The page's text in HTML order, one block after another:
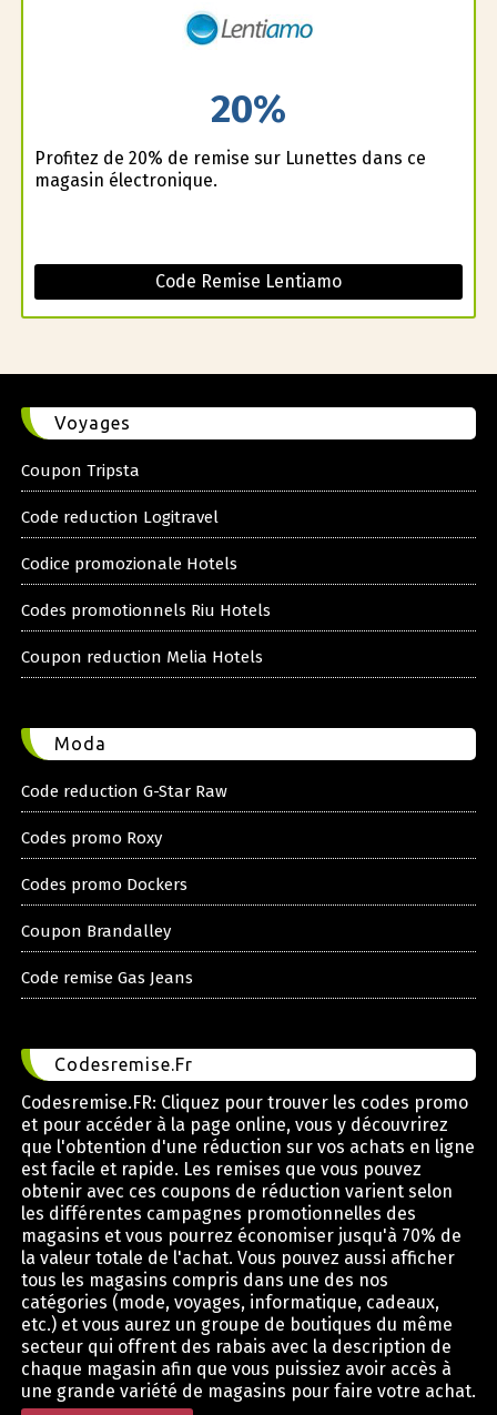
20%
Profitez de 20% de remise sur Lunettes dans ce
magasin électronique.
Code Remise Lentiamo
Voyages
Coupon Tripsta
Code reduction Logitravel
Codice promozionale Hotels
Codes promotionnels Riu Hotels
Coupon reduction Melia Hotels
Moda
Code reduction G-Star Raw
Codes promo Roxy
Codes promo Dockers
Coupon Brandalley
Code remise Gas Jeans
Codesremise.Fr
Codesremise.FR: Cliquez pour trouver les codes promo
et pour accéder à la page online, vous y découvrirez
que l'obtention d'une réduction sur vos achats en ligne
est facile et rapide. Les remises que vous pouvez
obtenir avec ces coupons de réduction varient selon
les différentes campagnes promotionnelles des
magasins et vous pourrez économiser jusqu'à 70% de
la valeur totale de l'achat. Vous pouvez aussi afficher
tous les magasins compris dans une des nos
catégories (mode, voyages, informatique, cadeaux,
etc.) et vous aurez un groupe de boutiques du même
secteur qui offrent des rabais avec la description de
chaque magasin afin que vous puissiez avoir accès à
une grande variété de magasins pour faire votre achat.